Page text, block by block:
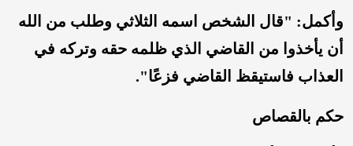
وأكمل: "قال الشخص اسمه الثلاثي وطلب من الله
أن يأخذوا من القاضي الذي ظلمه حقه وتركه في
العذاب فاستيقظ القاضي فزعًا".
حكم بالقصاص